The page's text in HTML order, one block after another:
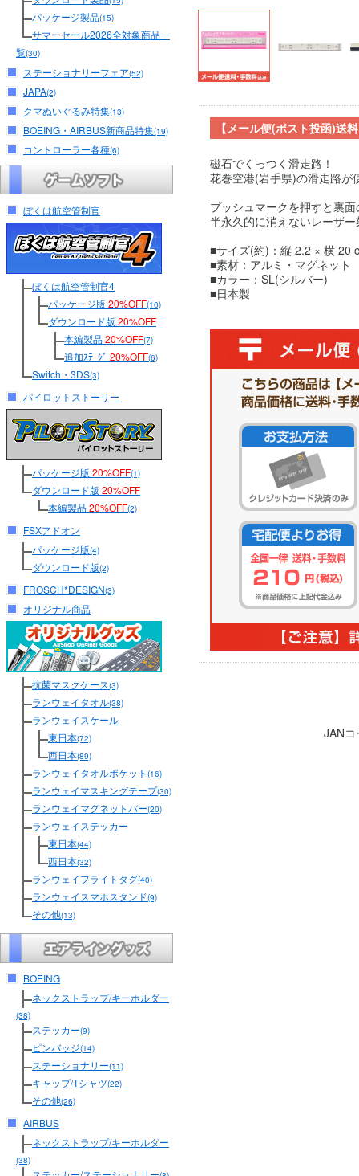
パッケージ製品(15)
サマーセール2026全対象商品一
覧(30)
ステーショナリーフェア(52)
JAPA(2)
クマぬいぐるみ特集(13)
BOEING・AIRBUS新商品特集(19)
コントローラー各種(6)
ぼくは航空管制官
ぼくは航空管制官4
パッケージ版 20%OFF(10)
ダウンロード版 20%OFF
本編製品20%OFF(7)
追加ｽﾃｰｼﾞ 20%OFF(6)
Switch・3DS(3)
パイロットストーリー
パッケージ版 20%OFF(1)
ダウンロード版 20%OFF
本編製品20%OFF(2)
FSXアドオン
パッケージ版(4)
ダウンロード版(2)
FROSCH*DESIGN(3)
オリジナル商品
抗菌マスクケース(3)
ランウェイタオル(38)
ランウェイスケール
東日本(72)
西日本(89)
ランウェイタオルポケット (16)
ランウェイマスキングテープ(30)
ランウェイマグネットバー(20)
ランウェイステッカー
東日本(44)
西日本(32)
ランウェイフライトタグ(40)
ランウェイスマホスタンド(9)
その他(13)
BOEING
ネックストラップ/キーホルダー
(38)
ステッカー(9)
ピンバッジ(14)
ステーショナリー(11)
キャップ/Tシャツ(22)
その他(26)
AIRBUS
ネックストラップ/キーホルダー
(38)
【メール便(ポスト投函)送
磁石でくっつく滑走路！
花巻空港(岩手県)の滑走路が
プッシュマークを押すと裏
半永久的に消えないレーザ
■サイズ(約)：縦 2.2 × 横 20
■素材：アルミ・マグネット
■カラー：SL(シルバー)
■日本製
JAN